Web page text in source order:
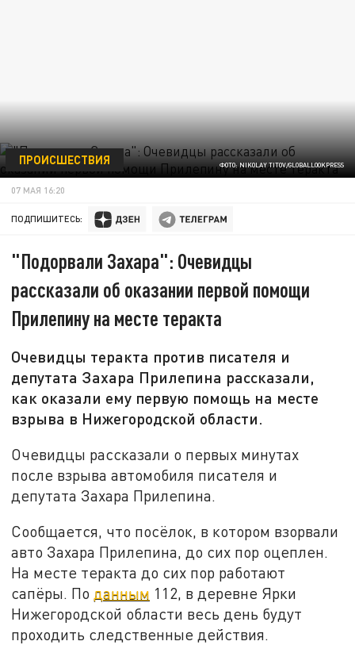
ФОТО: NIKOLAY TITOV/GLOBALLOOKPRESS
ПРОИСШЕСТВИЯ
07 МАЯ 16:20
ПОДПИШИТЕСЬ:
"Подорвали Захара": Очевидцы
рассказали об оказании первой помощи
Прилепину на месте теракта
Очевидцы теракта против писателя и
депутата Захара Прилепина рассказали,
как оказали ему первую помощь на месте
взрыва в Нижегородской области.
Очевидцы рассказали о первых минутах
после взрыва автомобиля писателя и
депутата Захара Прилепина.
Сообщается, что посёлок, в котором взорвали
авто Захара Прилепина, до сих пор оцеплен.
На месте теракта до сих пор работают
сапёры. По данным 112, в деревне Ярки
Нижегородской области весь день будут
проходить следственные действия.